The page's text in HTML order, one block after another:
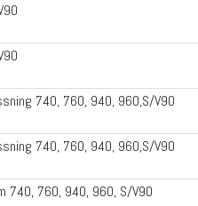
740, 760, 940, 960,S/V90
740, 760, 940, 960,S/V90
740, 760, 940, 960, S/V90